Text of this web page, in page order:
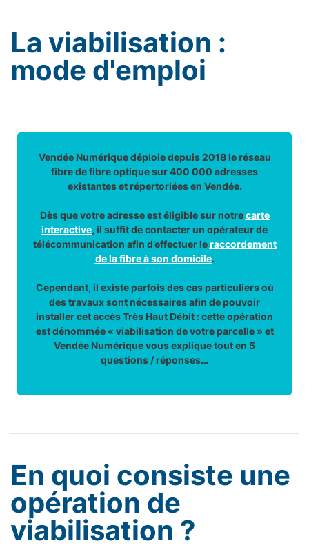
La viabilisation :
mode d'emploi
Vendée Numérique déploie depuis 2018 le réseau
fibre de fibre optique sur 400 000 adresses
existantes et répertoriées en Vendée.
Dès que votre adresse est éligible sur notrecarte
interactive, il suffit de contacter un opérateur de
télécommunication afin d’effectuer leraccordement
de la fibre à son domicile.
Cependant, il existe parfois des cas particuliers où
des travaux sont nécessaires afin de pouvoir
installer cet accès Très Haut Débit : cette opération
est dénommée « viabilisation de votre parcelle » et
Vendée Numérique vous explique tout en 5
questions / réponses…
En quoi consiste une
opération de
viabilisation ?